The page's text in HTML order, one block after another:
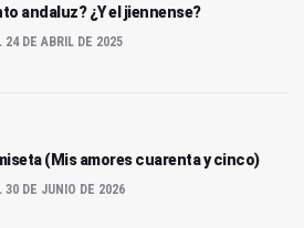
andaluz? ¿Y el jiennense?
24 DE ABRIL DE 2025
(Mis amores cuarenta y cinco)
30 DE JUNIO DE 2026